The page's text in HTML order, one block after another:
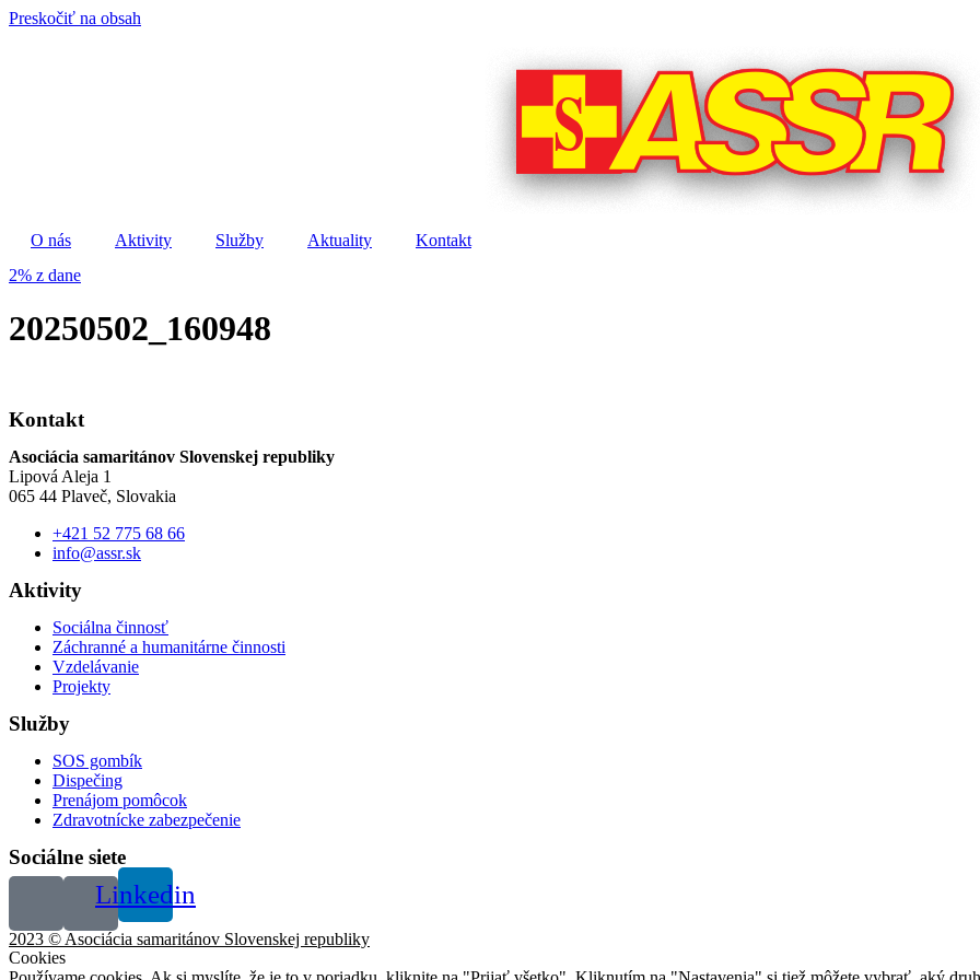
Preskočiť na obsah
O nás Aktivity Služby Aktuality
Kontakt
2% z dane
20250502_160948
Kontakt
Asociácia samaritánov Slovenskej republiky
Lipová Aleja 1
065 44 Plaveč, Slovakia
+421 52 775 68 66
info@assr.sk
Aktivity
Sociálna činnosť
Záchranné a humanitárne činnosti
Vzdelávanie
Projekty
Služby
SOS gombík
Dispečing
Prenájom pomôcok
Zdravotnícke zabezpečenie
Sociálne siete
Linkedin
2023 © Asociácia samaritánov Slovenskej republiky
Cookies